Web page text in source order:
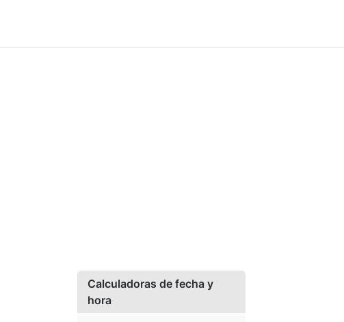
Calculadoras de fecha y
hora